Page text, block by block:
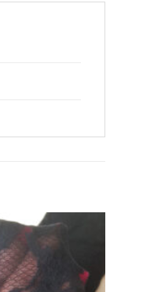
verlanglijst
toevoegen